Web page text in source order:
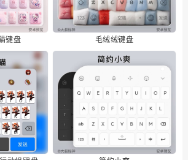
键盘 毛绒绒键盘